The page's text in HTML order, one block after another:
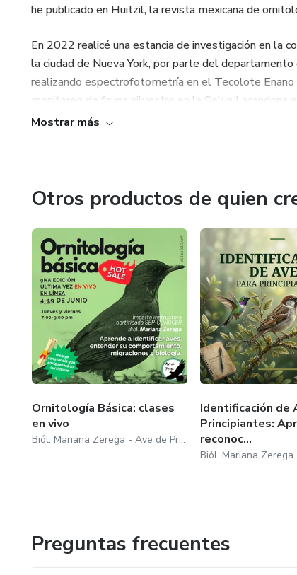
he publicado en Huitzil, la revista mexicana de
En 2022 realicé una estancia de investigación en la
la ciudad de Nueva York, por parte del
realizando espectrofotometría en el Tecolote
monitoreo de fauna silvestre en la Selva
marinos, sobre todo en el monitoreo de Ballena Gris
Mostrar más
Otros productos de quien
Ornitología Básica: clases
en vivo
Biól. Mariana Zerega - Ave de Presa
Identificación de
Principiantes:
reconoc...
Preguntas frecuentes